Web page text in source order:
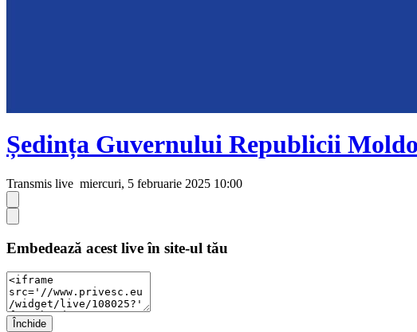
Ședința Guvernului Republicii
Transmis live miercuri, 5 februarie 2025 10:00
Embedează acest live în site-ul tău
Închide